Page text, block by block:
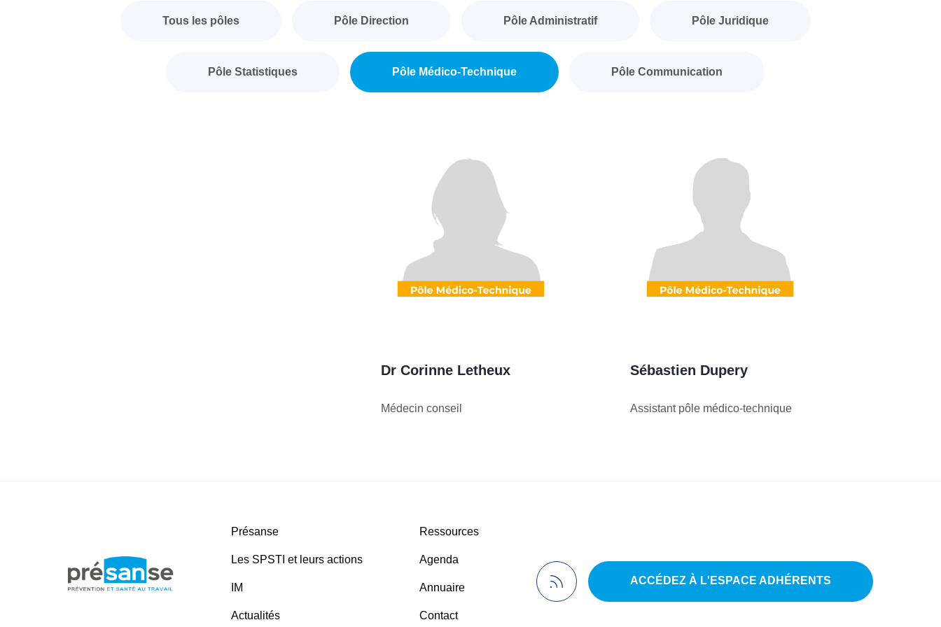
Tous les pôles Pôle Direction Pôle Administratif Pôle Juridique
Pôle Statistiques Pôle Médico-Technique Pôle Communication
Dr Corinne Letheux
Médecin conseil
Sébastien Dupery
Assistant pôle médico-technique
Présanse
Les SPSTI et leurs actions
IM
Actualités
Ressources
Agenda
Annuaire
Contact
ACCÉDEZ À L'ESPACE ADHÉRENTS